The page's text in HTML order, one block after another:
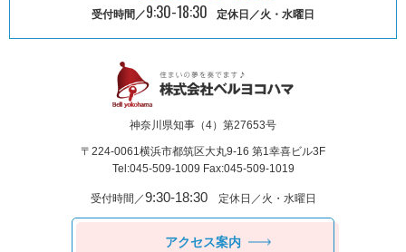
受付時間／9:30-18:30 定休日／火・水曜日
神奈川県知事（4）第27653号
〒224-0061横浜市都筑区⼤丸9-16 第1幸喜ビル3F
Tel:045-509-1009 Fax:045-509-1019
受付時間／9:30-18:30定休日／火・水曜日
アクセス案内